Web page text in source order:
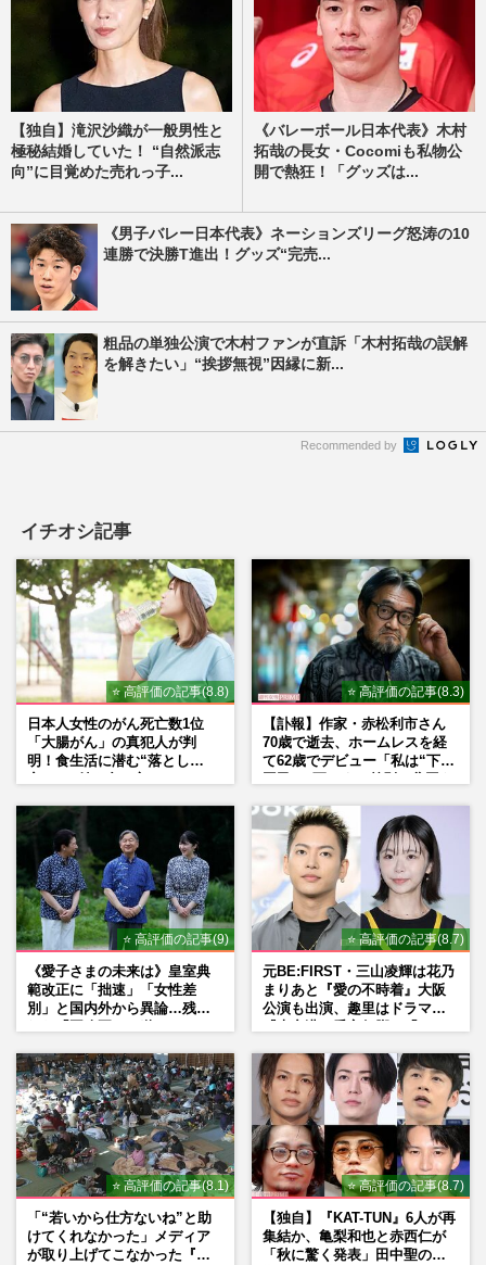
【独自】滝沢沙織が一般男性と
極秘結婚していた！ “自然派志
向”に目覚めた売れっ子...
《バレーボール日本代表》木村
拓哉の長女・Cocomiも私物公
開で熱狂！「グッズは...
《男子バレー日本代表》ネーションズリーグ怒涛の10
連勝で決勝T進出！グッズ“完売...
粗品の単独公演で木村ファンが直訴「木村拓哉の誤解
を解きたい」“挨拶無視”因縁に新...
Recommended by
イチオシ記事
⭐ 高評価の記事(8.8)
日本人女性のがん死亡数1位
「大腸がん」の真犯人が判
明！食生活に潜む“落とし
⭐ 高評価の記事(8.3)
【訃報】作家・赤松利市さん
70歳で逝去、ホームレスを経
て62歳でデビュー「私は“下級
⭐ 高評価の記事(9)
《愛子さまの未来は》皇室典
範改正に「拙速」「女性差
別」と国内外から異論…残さ
⭐ 高評価の記事(8.7)
元BE:FIRST・三山凌輝は花乃
まりあと『愛の不時着』大阪
公演も出演、趣里はドラマ
⭐ 高評価の記事(8.1)
「“若いから仕方ないね”と助
けてくれなかった」メディア
が取り上げてこなかった『避
⭐ 高評価の記事(8.7)
【独自】『KAT-TUN』6人が再
集結か、亀梨和也と赤西仁が
「秋に驚く発表」田中聖の刑